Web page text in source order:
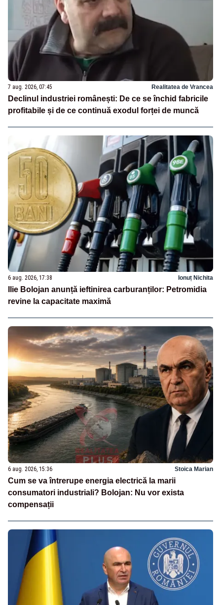
7 aug. 2026, 07:45 Realitatea de Vrancea
Declinul industriei românești: De ce se închid fabricile
profitabile și de ce continuă exodul forței de muncă
6 aug. 2026, 17:38 Ionuț Nichita
Ilie Bolojan anunță ieftinirea carburanților: Petromidia
revine la capacitate maximă
6 aug. 2026, 15:36 Stoica Marian
Cum se va întrerupe energia electrică la marii
consumatori industriali? Bolojan: Nu vor exista
compensații